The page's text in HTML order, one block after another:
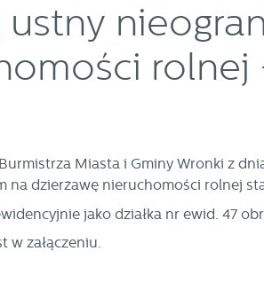
ustny
rolnej
Miasta i Gminy Wronki z
dzierżawę nieruchomości rolnej
jako działka nr ewid. 47
w załączeniu.